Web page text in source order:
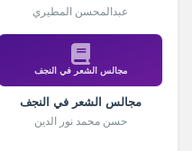
عبدالمحسن المطيري
مجالس الشعر في النجف
مجالس الشعر في النجف
حسن محمد نور الدين